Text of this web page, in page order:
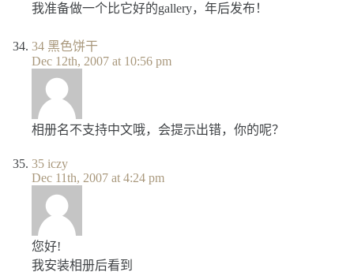
我准备做一个比它好的gallery，年后发布！
34 黑色饼干
Dec 12th, 2007 at 10:56 pm
相册名不支持中文哦，会提示出错，你的呢？
35 iczy
Dec 11th, 2007 at 4:24 pm
您好!
我安装相册后看到